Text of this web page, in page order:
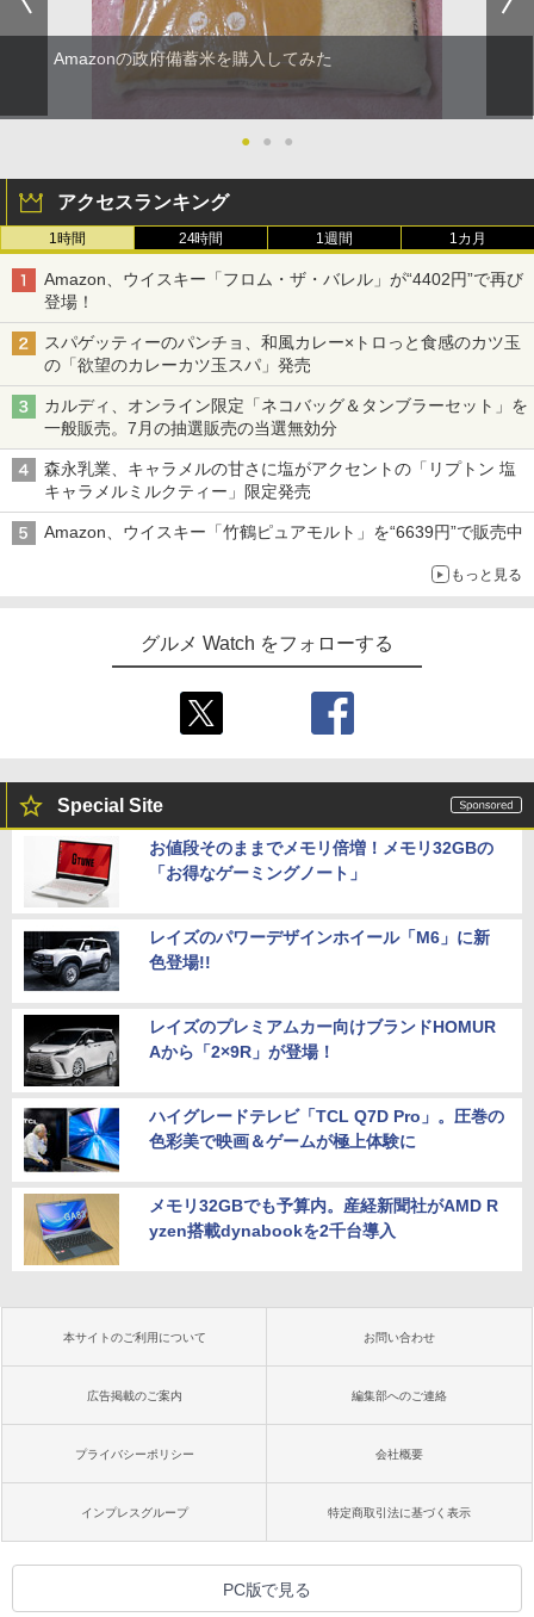
Amazonの政府備蓄米を購入してみた
● ● ●
アクセスランキング
1時間 24時間 1週間 1カ月
Amazon、ウイスキー「フロム・ザ・バレル」が“4402円”で再び
登場！
スパゲッティーのパンチョ、和風カレー×トロっと食感のカツ玉
の「欲望のカレーカツ玉スパ」発売
カルディ、オンライン限定「ネコバッグ＆タンブラーセット」を
一般販売。7月の抽選販売の当選無効分
森永乳業、キャラメルの甘さに塩がアクセントの「リプトン 塩
キャラメルミルクティー」限定発売
Amazon、ウイスキー「竹鶴ピュアモルト」を“6639円”で販売中
もっと見る
グルメ Watch をフォローする
Special Site
お値段そのままでメモリ倍増！メモリ32GBの
「お得なゲーミングノート」
レイズのパワーデザインホイール「M6」に新
色登場!!
レイズのプレミアムカー向けブランドHOMUR
Aから「2×9R」が登場！
ハイグレードテレビ「TCL Q7D Pro」。圧巻の
色彩美で映画＆ゲームが極上体験に
メモリ32GBでも予算内。産経新聞社がAMD R
yzen搭載dynabookを2千台導入
本サイトのご利用について お問い合わせ
広告掲載のご案内 編集部へのご連絡
プライバシーポリシー 会社概要
インプレスグループ 特定商取引法に基づく表示
PC版で見る